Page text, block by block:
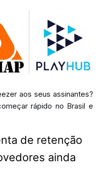
aos seus assinantes?
rápido no Brasil e
de retenção
ainda